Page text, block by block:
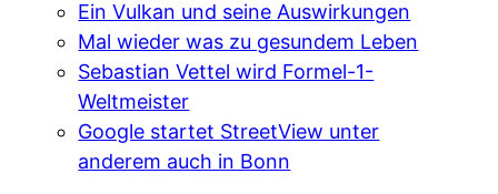
Ein Vulkan und seine Auswirkungen
Mal wieder was zu gesundem Leben
Sebastian Vettel wird Formel-1-
Weltmeister
Google startet StreetView unter
anderem auch in Bonn